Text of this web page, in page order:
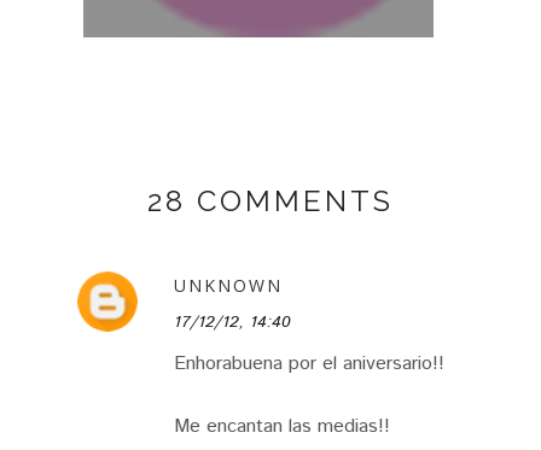
28 COMMENTS
UNKNOWN
17/12/12, 14:40
Enhorabuena por el aniversario!!
Me encantan las medias!!